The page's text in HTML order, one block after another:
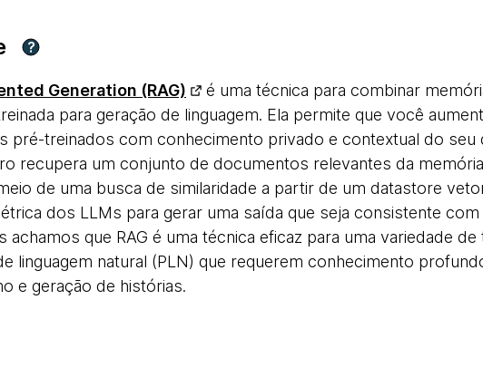
?
Generation (RAG)
é uma técnica para combinar
para geração de linguagem. Ela permite que você
pré-treinados com conhecimento privado e contextual do seu
recupera um conjunto de documentos relevantes da
de uma busca de similaridade a partir de um datastore
dos LLMs para gerar uma saída que seja consistente
achamos que RAG é uma técnica eficaz para uma variedade de
linguagem natural (PLN) que requerem conhecimento
e geração de histórias.